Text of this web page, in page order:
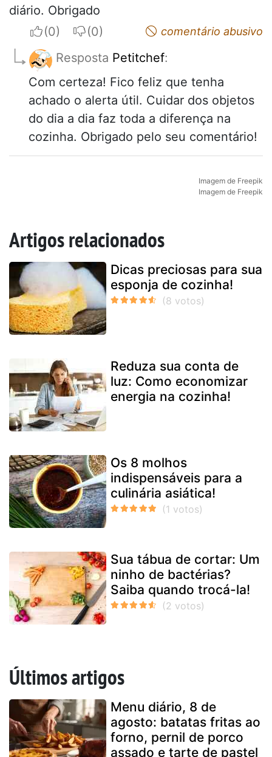
diário. Obrigado
I apreciateI do not appreciatecomentário abusivo
Resposta Petitchef:
Com certeza! Fico feliz que tenha
achado o alerta útil. Cuidar dos objetos
do dia a dia faz toda a diferença na
cozinha. Obrigado pelo seu comentário!
Imagem de Freepik
Imagem de Freepik
Artigos relacionados
Dicas preciosas para sua
esponja de cozinha!
Reduza sua conta de
luz: Como economizar
energia na cozinha!
Os 8 molhos
indispensáveis para a
culinária asiática!
Sua tábua de cortar: Um
ninho de bactérias?
Saiba quando trocá-la!
Últimos artigos
Menu diário, 8 de
agosto: batatas fritas ao
forno, pernil de porco
assado e tarte de pastel